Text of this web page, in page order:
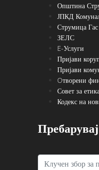
Општина
ЈПКД
Струмица Гас
ЗЕЛС
E-Услуги
Пријави
Пријави
Oтворени
Совет за
Кодекс на
Пребарувај